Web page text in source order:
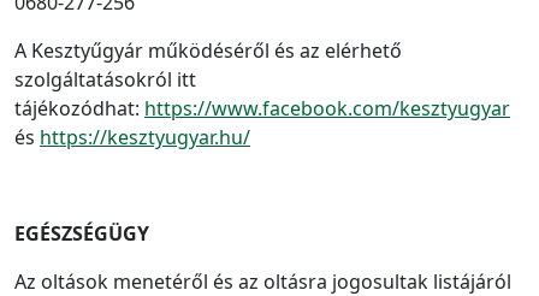
A Kesztyűgyár működéséről és az elérhető
szolgáltatásokról itt
tájékozódhat: https://www.facebook.com/kesztyugyar
és https://kesztyugyar.hu/
EGÉSZSÉGÜGY
Az oltások menetéről és az oltásra jogosultak listájáról